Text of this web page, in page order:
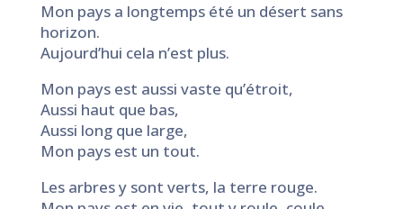
Mon pays a longtemps été un désert sans
horizon.
Aujourd’hui cela n’est plus.
Mon pays est aussi vaste qu’étroit,
Aussi haut que bas,
Aussi long que large,
Mon pays est un tout.
Les arbres y sont verts, la terre rouge.